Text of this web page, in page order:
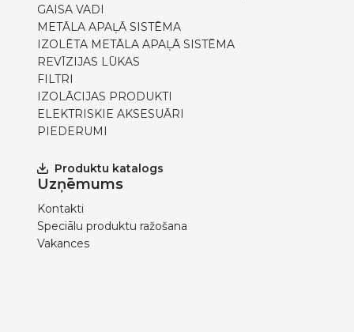
GAISA VADI
METĀLA APAĻĀ SISTĒMA
IZOLĒTA METĀLA APAĻĀ SISTĒMA
REVĪZIJAS LŪKAS
FILTRI
IZOLĀCIJAS PRODUKTI
ELEKTRISKIE AKSESUĀRI
PIEDERUMI
Produktu katalogs
Uzņēmums
Kontakti
Speciālu produktu ražošana
Vakances